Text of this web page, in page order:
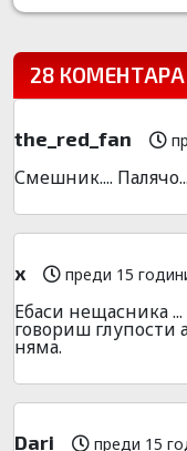
28 КОМЕНТАРА
the_red_fan
Смешник.... Палячо...
x преди 15
Ебаси нещасника
говориш глупости
няма.
Dari преди 15